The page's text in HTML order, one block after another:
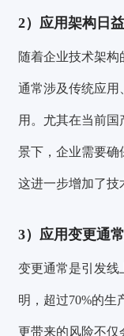
2）应用架构日
随着企业技术架构
通常涉及传统应用
用。尤其在当前
景下，企业需要确
这进一步增加了技
3）应用变更通
变更通常是引发线
明，超过70%的生
更带来的风险不仅